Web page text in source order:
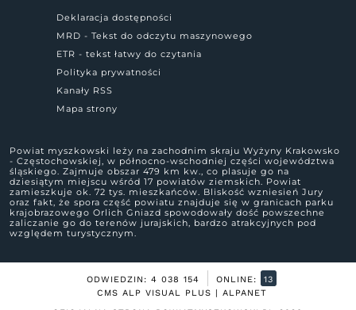
Deklaracja dostępności
MRD - Tekst do odczytu maszynowego
ETR - tekst łatwy do czytania
Polityka prywatności
Kanały RSS
Mapa strony
Powiat myszkowski leży na zachodnim skraju Wyżyny Krakowsko
- Częstochowskiej, w północno-wschodniej części województwa
śląskiego. Zajmuje obszar 479 km kw., co plasuje go na
dziesiątym miejscu wśród 17 powiatów ziemskich. Powiat
zamieszkuje ok. 72 tys. mieszkańców. Bliskość wzniesień Jury
oraz fakt, że spora część powiatu znajduje się w granicach parku
krajobrazowego Orlich Gniazd spowodowały dość powszechne
zaliczanie go do terenów jurajskich, bardzo atrakcyjnych pod
względem turystycznym.
ODWIEDZIN: 4 038 154 ONLINE: 13
CMS ALP VISUAL PLUS | ALPANET